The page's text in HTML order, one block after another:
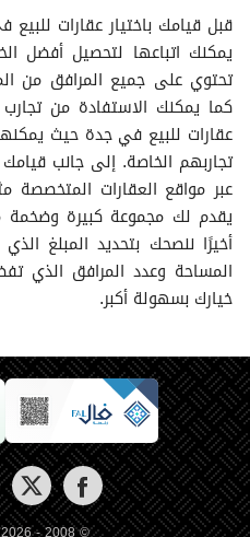
قبل قيامك باختيار عقارات
يمكنك اتباعها لتحصيل أفضل
تحتوي على جميع المرافق من
كما يمكنك الاستفادة من
عقارات للبيع في جدة حيث
تجاربهم الخاصة. إلى جانب
عبر مواقع العقارات
يقدم لك مجموعة كبيرة وضخمة
أخيرًا ننصحك بتحديد المبلغ
المساحة وعدد المرافق الذي
خيارك بسهولة أكبر.